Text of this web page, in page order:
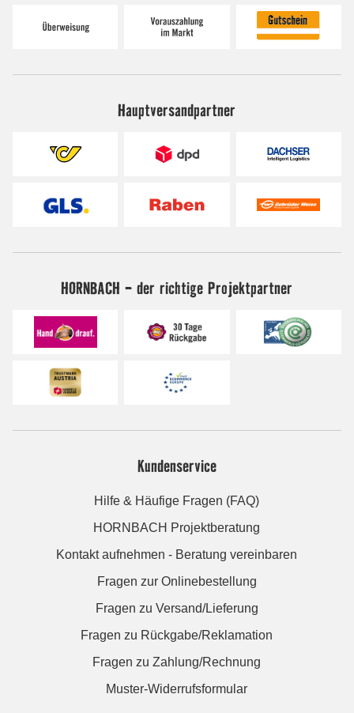
Hauptversandpartner
HORNBACH - der richtige Projektpartner
Kundenservice
Hilfe & Häufige Fragen (FAQ)
HORNBACH Projektberatung
Kontakt aufnehmen - Beratung vereinbaren
Fragen zur Onlinebestellung
Fragen zu Versand/Lieferung
Fragen zu Rückgabe/Reklamation
Fragen zu Zahlung/Rechnung
Muster-Widerrufsformular